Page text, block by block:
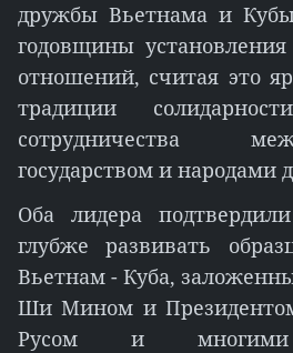
дружбы Вьетнама и
годовщины
отношений, считая это
традиции
сотрудничества
государством и народами
Оба лидера
глубже развивать
Вьетнам - Куба,
Ши Мином и
Русом и многими